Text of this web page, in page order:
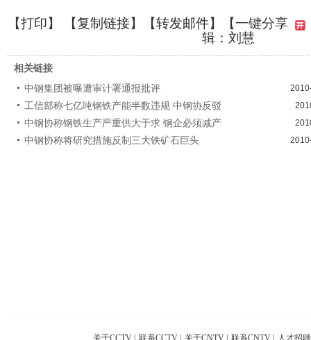
【打印】 【复制链接】【转发邮件】
【一键分享
辑：刘慧
相关链接
中钢集团被曝遭审计署通报批评
工信部称七亿吨钢铁产能半数违规 中钢协反驳
中钢协称钢铁生产严重供大于求 钢企必须减产
中钢协称将研究措施反制三大铁矿石巨头
关于CCTV | 联系CCTV | 关于CNTV | 联系CNTV | 人才招聘